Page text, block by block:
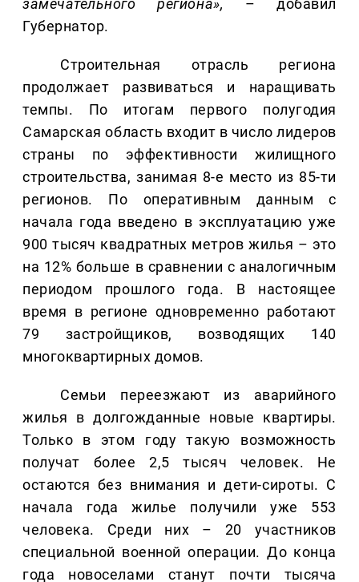
замечательного региона»,
– добавил
Губернатор.
Строительная отрасль региона
продолжает развиваться и наращивать
темпы. По итогам первого полугодия
Самарская область входит в число лидеров
страны по эффективности жилищного
строительства, занимая 8-е место из 85-ти
регионов. По оперативным данным с
начала года введено в эксплуатацию уже
900 тысяч квадратных метров жилья – это
на 12% больше в сравнении с аналогичным
периодом прошлого года. В настоящее
время в регионе одновременно работают
79 застройщиков, возводящих 140
многоквартирных домов.
Семьи переезжают из аварийного
жилья в долгожданные новые квартиры.
Только в этом году такую возможность
получат более 2,5 тысяч человек. Не
остаются без внимания и дети-сироты. С
начала года жилье получили уже 553
человека. Среди них – 20 участников
специальной военной операции. До конца
года новоселами станут почти тысяча